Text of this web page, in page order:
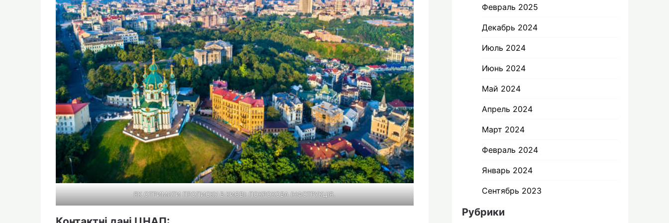
ЯК ОТРИМАТИ ПРОПИСКУ В КИЄВІ: ПОКРОКОВА ІНФСТРУКЦІЯ.
Февраль 2025
Декабрь 2024
Июль 2024
Июнь 2024
Май 2024
Апрель 2024
Март 2024
Февраль 2024
Январь 2024
Сентябрь 2023
Рубрики